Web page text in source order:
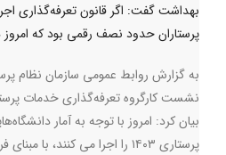
بهداشت گفت: اگر قانون تعرفه‌گذاری
پرستاران حدود نصف رقمی بود که
به گزارش روابط عمومی سازمان نظام
نشست کارگروه تعرفه‌گذاری خدمات
بیان کرد: امروز با توجه به آمار
پرستاری ۱۴۰۳ را اجرا می کنند،